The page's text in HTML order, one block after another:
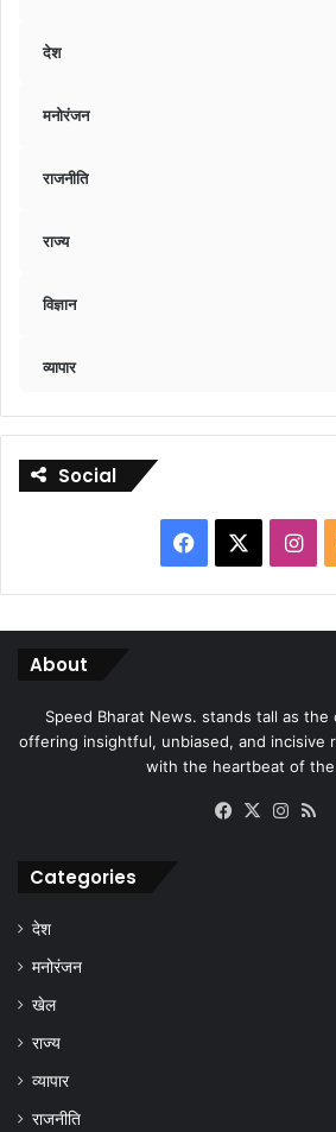
देश
मनोरंजन
राजनीति
राज्य
विज्ञान
व्यापार
Social
Facebook
About
Speed Bharat News. stands tall as
offering insightful, unbiased, and incisive
with the heartbeat of
Facebook
X
Categories
देश
मनोरंजन
खेल
राज्य
व्यापार
राजनीति